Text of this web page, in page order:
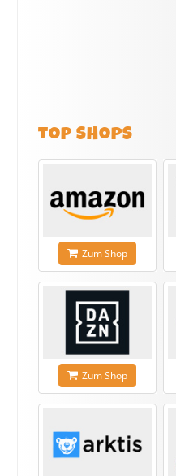
TOP SHOPS
Zum Shop
Zum Shop